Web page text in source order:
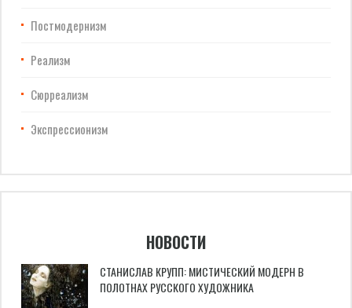
Постмодернизм
Реализм
Сюрреализм
Экспрессионизм
НОВОСТИ
СТАНИСЛАВ КРУПП: МИСТИЧЕСКИЙ МОДЕРН В
ПОЛОТНАХ РУССКОГО ХУДОЖНИКА